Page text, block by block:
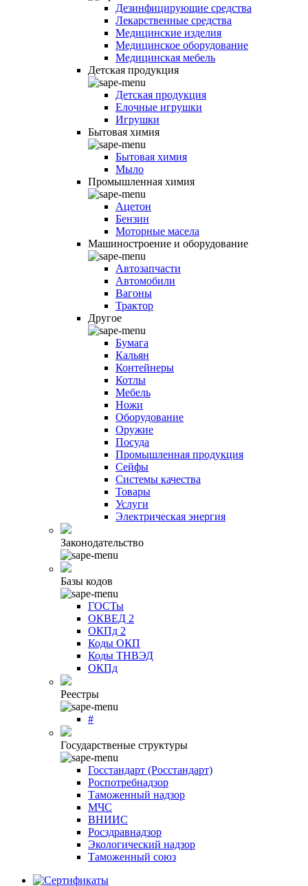
Дезинфицирующие средства
Лекарственные средства
Медицинские изделия
Медицинское оборудование
Медицинская мебель
Детская продукция
Детская продукция
Елочные игрушки
Игрушки
Бытовая химия
Бытовая химия
Мыло
Промышленная химия
Ацетон
Бензин
Моторные масела
Машиностроение и оборудование
Автозапчасти
Автомобили
Вагоны
Трактор
Другое
Бумага
Кальян
Контейнеры
Котлы
Мебель
Ножи
Оборудование
Оружие
Посуда
Промышленная продукция
Сейфы
Системы качества
Товары
Услуги
Электрическая энергия
Законодательство
Базы кодов
ГОСТы
ОКВЕД 2
ОКПд 2
Коды ОКП
Коды ТНВЭД
ОКПд
Реестры
#
Государственые структуры
Госстандарт (Росстандарт)
Роспотребнадзор
Таможенный надзор
МЧС
ВНИИС
Росздравнадзор
Экологический надзор
Таможенный союз